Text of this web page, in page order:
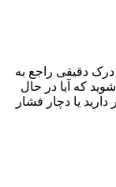
درک دقیقی راجع به
که آیا در حال
یا دچار فشار